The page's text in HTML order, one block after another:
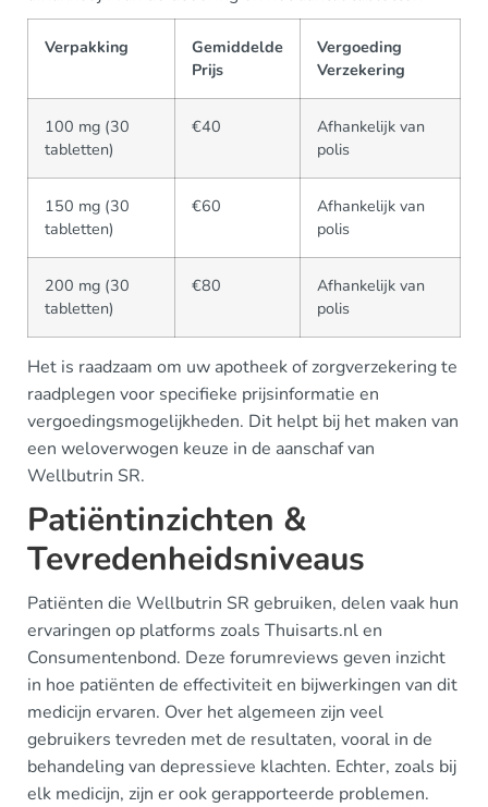
Verpakking
Gemiddelde
Prijs
Vergoeding
Verzekering
100 mg (30
tabletten)
€40
Afhankelijk van
polis
150 mg (30
tabletten)
€60
Afhankelijk van
polis
200 mg (30
tabletten)
€80
Afhankelijk van
polis
Het is raadzaam om uw apotheek of zorgverzekering te
raadplegen voor specifieke prijsinformatie en
vergoedingsmogelijkheden. Dit helpt bij het maken van
een weloverwogen keuze in de aanschaf van
Wellbutrin SR.
Patiëntinzichten &
Tevredenheidsniveaus
Patiënten die Wellbutrin SR gebruiken, delen vaak hun
ervaringen op platforms zoals Thuisarts.nl en
Consumentenbond. Deze forumreviews geven inzicht
in hoe patiënten de effectiviteit en bijwerkingen van dit
medicijn ervaren. Over het algemeen zijn veel
gebruikers tevreden met de resultaten, vooral in de
behandeling van depressieve klachten. Echter, zoals bij
elk medicijn, zijn er ook gerapporteerde problemen.